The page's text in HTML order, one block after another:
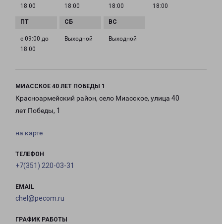
18:00
18:00
18:00
18:00
с 09:00 до
18:00
Выходной Выходной
МИАССКОЕ 40 ЛЕТ ПОБЕДЫ 1
Красноармейский район, село Миасское, улица 40
лет Победы, 1
на карте
ТЕЛЕФОН
+7(351) 220-03-31
EMAIL
chel@pecom.ru
ГРАФИК РАБОТЫ